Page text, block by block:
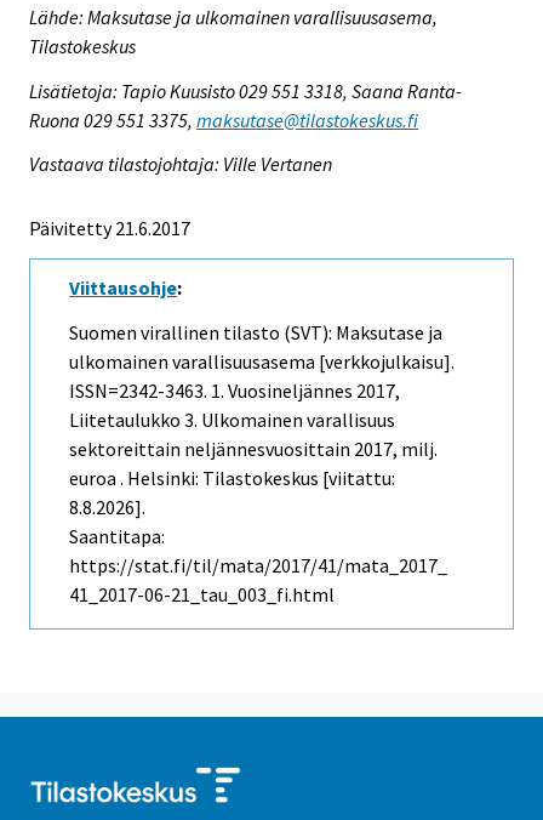
Lähde: Maksutase ja ulkomainen varallisuusasema,
Tilastokeskus
Lisätietoja: Tapio Kuusisto 029 551 3318, Saana Ranta-
Ruona 029 551 3375, maksutase@tilastokeskus.fi
Vastaava tilastojohtaja: Ville Vertanen
Päivitetty 21.6.2017
Viittausohje:
Suomen virallinen tilasto (SVT): Maksutase ja
ulkomainen varallisuusasema [verkkojulkaisu].
ISSN=2342-3463. 1. Vuosineljännes 2017,
Liitetaulukko 3. Ulkomainen varallisuus
sektoreittain neljännesvuosittain 2017, milj.
euroa . Helsinki: Tilastokeskus [viitattu:
8.8.2026].
Saantitapa:
https://stat.fi/til/mata/2017/41/mata_2017_
41_2017-06-21_tau_003_fi.html